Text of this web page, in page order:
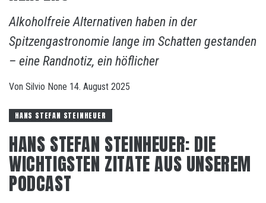
Alkoholfreie Alternativen haben in der
Spitzengastronomie lange im Schatten gestanden
– eine Randnotiz, ein höflicher
Von Silvio None 14. August 2025
HANS STEFAN STEINHEUER
HANS STEFAN STEINHEUER: DIE
WICHTIGSTEN ZITATE AUS UNSEREM
PODCAST